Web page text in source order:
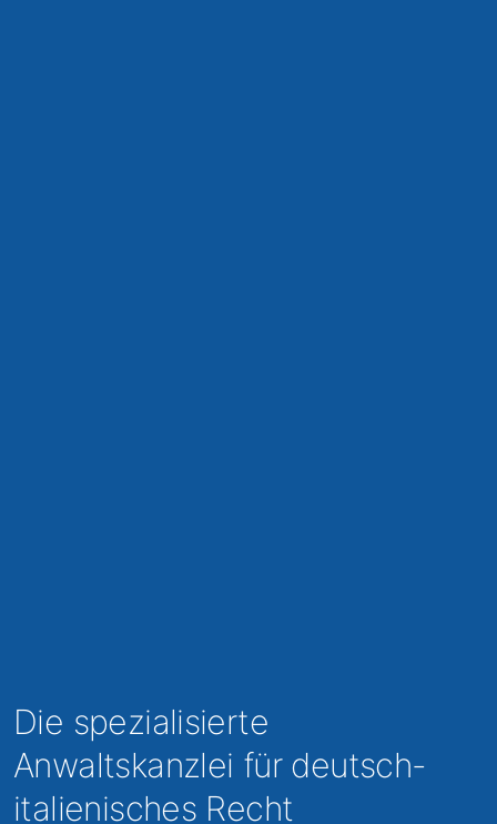
Die spezialisierte
Anwaltskanzlei für deutsch-
italienisches Recht